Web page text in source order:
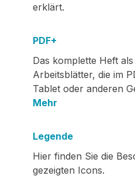
erklärt.
PDF+
Das komplette Heft
Arbeitsblätter, die im
Tablet oder anderen
Mehr
Legende
Hier finden Sie die
gezeigten Icons.